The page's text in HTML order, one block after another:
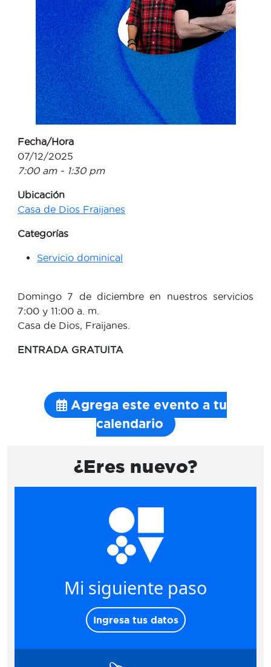
Fecha/Hora
07/12/2025
7:00 am - 1:30 pm
Ubicación
Casa de Dios Fraijanes
Categorías
Servicio dominical
Domingo 7 de diciembre en nuestros servicios
7:00 y 11:00 a. m.
Casa de Dios, Fraijanes.
ENTRADA GRATUITA
Agrega este evento a tu
calendario
¿Eres nuevo?
Mi siguiente paso
Ingresa tus datos